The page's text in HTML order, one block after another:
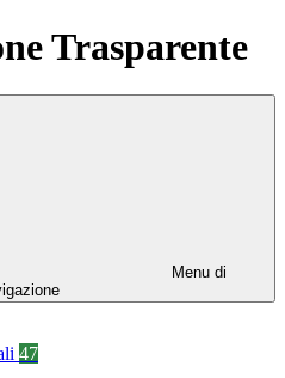
Trasparente
Menu di
47